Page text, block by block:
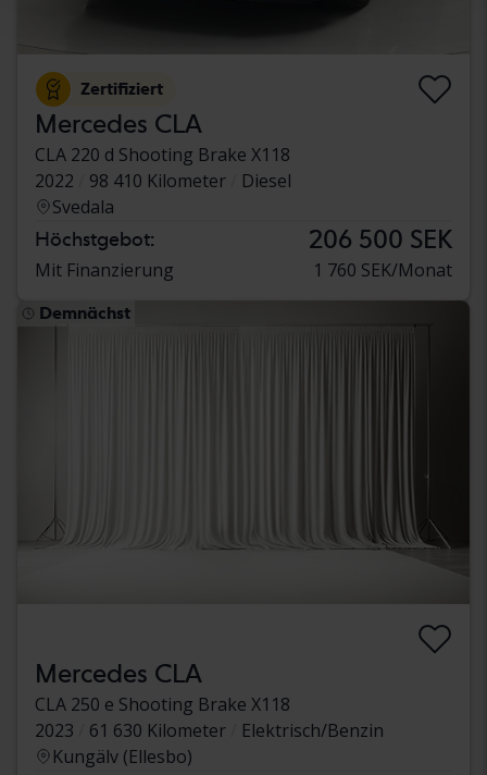
Zertifiziert
Mercedes CLA
CLA 220 d Shooting Brake X118
2022
98 410 Kilometer
Diesel
Svedala
Höchstgebot: 206 500 SEK
Mit Finanzierung 1 760 SEK/Monat
Demnächst
Mercedes CLA
CLA 250 e Shooting Brake X118
2023
61 630 Kilometer
Elektrisch/Benzin
Kungälv (Ellesbo)